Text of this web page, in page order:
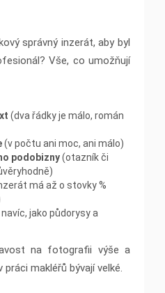
správný inzerát, aby byl
Vše, co umožňují
(dva řádky je málo, román
(v počtu ani moc, ani málo)
podobizny(otazník či
má až o stovky %
jako půdorysy a
na fotografii výše a
makléřů bývají velké.